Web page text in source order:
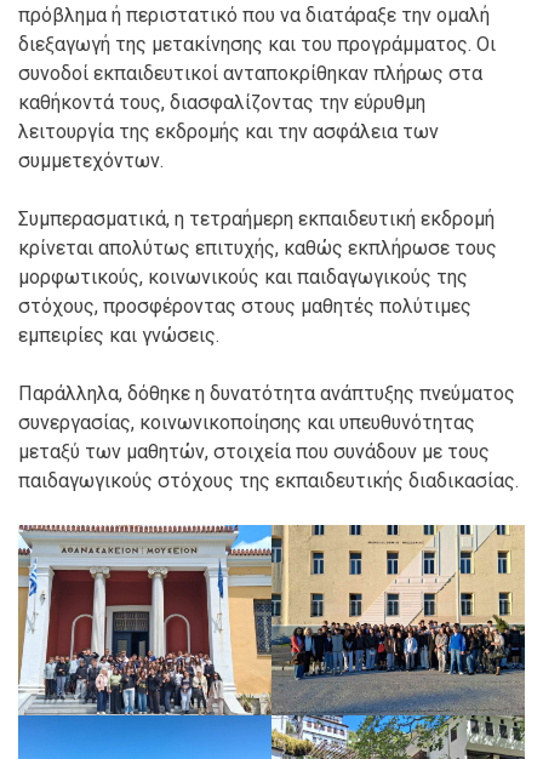
πρόβλημα ή περιστατικό που να διατάραξε την ομαλή
διεξαγωγή της μετακίνησης και του προγράμματος. Οι
συνοδοί εκπαιδευτικοί ανταποκρίθηκαν πλήρως στα
καθήκοντά τους, διασφαλίζοντας την εύρυθμη
λειτουργία της εκδρομής και την ασφάλεια των
συμμετεχόντων.
Συμπερασματικά, η τετραήμερη εκπαιδευτική εκδρομή
κρίνεται απολύτως επιτυχής, καθώς εκπλήρωσε τους
μορφωτικούς, κοινωνικούς και παιδαγωγικούς της
στόχους, προσφέροντας στους μαθητές πολύτιμες
εμπειρίες και γνώσεις.
Παράλληλα, δόθηκε η δυνατότητα ανάπτυξης πνεύματος
συνεργασίας, κοινωνικοποίησης και υπευθυνότητας
μεταξύ των μαθητών, στοιχεία που συνάδουν με τους
παιδαγωγικούς στόχους της εκπαιδευτικής διαδικασίας.